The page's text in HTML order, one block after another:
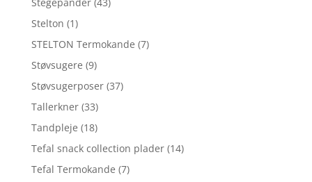
Stelton (1)
STELTON Termokande (7)
Støvsugere (9)
Støvsugerposer (37)
Tallerkner (33)
Tandpleje (18)
Tefal snack collection plader (14)
Tefal Termokande (7)